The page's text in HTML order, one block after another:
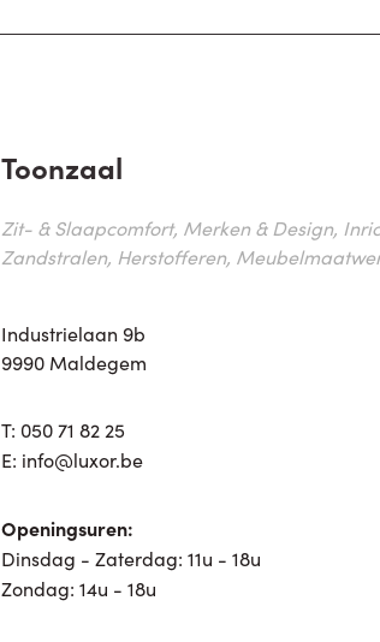
Toonzaal
Zit- & Slaapcomfort, Merken & Design,
Zandstralen, Herstofferen,
Industrielaan 9b
9990 Maldegem
T: 050 71 82 25
E: info@luxor.be
Openingsuren:
Dinsdag - Zaterdag: 11u - 18u
Zondag: 14u - 18u